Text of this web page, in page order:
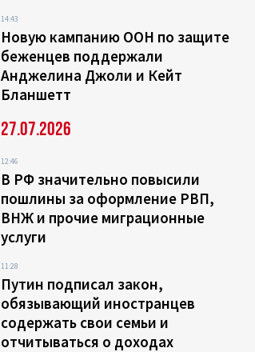
14:43
Новую кампанию ООН по защите
беженцев поддержали
Анджелина Джоли и Кейт
Бланшетт
27.07.2026
12:46
В РФ значительно повысили
пошлины за оформление РВП,
ВНЖ и прочие миграционные
услуги
11:28
Путин подписал закон,
обязывающий иностранцев
содержать свои семьи и
отчитываться о доходах